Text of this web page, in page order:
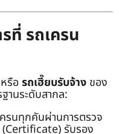
ที่ รถเครน
หรือรถเฮี๊ยบรับจ้าง ของ
ฐานระดับสากล:
รนทุกคันผ่านการตรวจ
(Certificate) รับรอง